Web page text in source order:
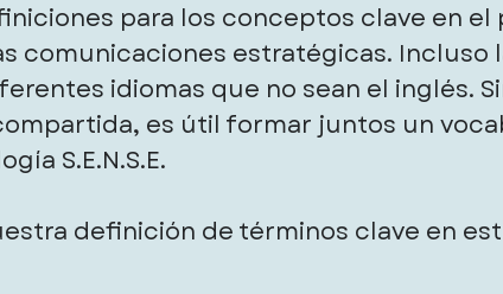
para los conceptos clave en el
comunicaciones estratégicas. Incluso
idiomas que no sean el inglés.
es útil formar juntos un
S.E.N.S.E.
definición de términos clave en